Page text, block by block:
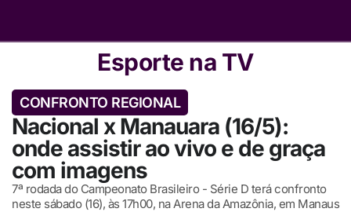
Esporte na TV
CONFRONTO REGIONAL
Nacional x Manauara (16/5):
onde assistir ao vivo e de graça
com imagens
7ª rodada do Campeonato Brasileiro - Série D terá confronto
neste sábado (16), às 17h00, na Arena da Amazônia, em Manaus